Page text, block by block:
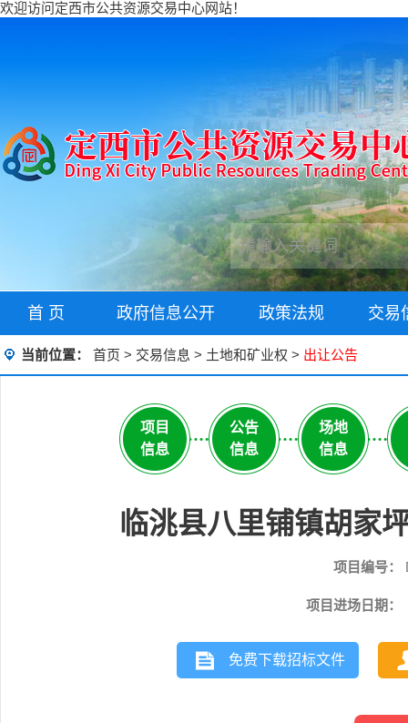
欢迎访问定西市公共资源交易中心网站！
首 页 政府信息公开 政策法规 交易
当前位置： 首页 > 交易信息 > 土地和矿业权 > 出让公告
项目
信息
公告
信息
场地
信息
临洮县八里铺镇胡家
项目编号：
项目进场日期：
免费下载招标文件